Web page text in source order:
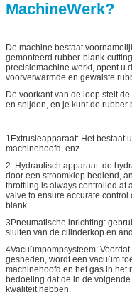
MachineWerk?
De machine bestaat
gemonteerd rubber-blank-
precisiemachine werkt, opent u
voorverwarmde en gewalste
De voorkant van de loop stelt
en snijden, en je kunt de rubber
1Extrusieapparaat: Het bestaat
machinehoofd, enz.
2. Hydraulisch apparaat: de
door een stroomklep bediend,
throttling is always controlled at
valve to ensure accurate
blank.
3Pneumatische inrichting:
sluiten van de cilinderkop en
4Vacuümpompsysteem:
gesneden, wordt een vacuüm
machinehoofd en het gas in het
bedoeling dat de in de
kwaliteit hebben.